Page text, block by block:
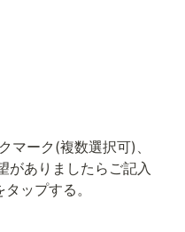
マーク(複数選択可)、
がありましたらご記入
ップする。